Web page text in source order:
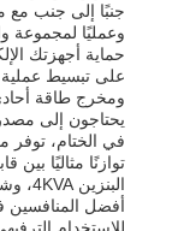
مجموعة
مجموعة
مجموعة
وعمليًا لمجموعة
حماية أجهزتك
ومخرج طاقة
يحتاجون إلى
في الختام، توفر
توازنًا مثاليًا بين
أفضل المنافسين
للاستخدام